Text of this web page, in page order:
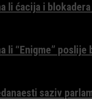
li ćacija i
li “Enigme”
saziv